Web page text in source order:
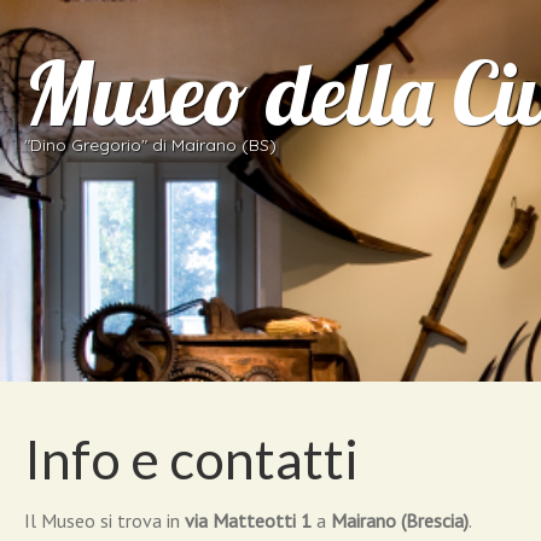
Museo della
"Dino Gregorio" di Mairano (BS)
Info e contatti
Il Museo si trova in via Matteotti 1 a Mairano (Brescia).